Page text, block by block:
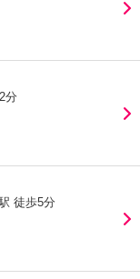
分
徒歩5分